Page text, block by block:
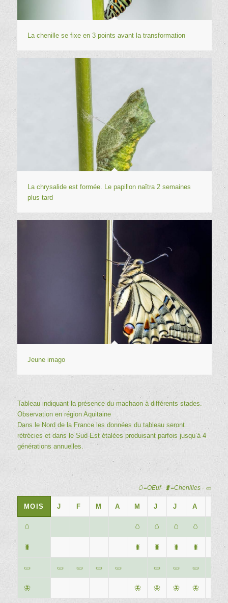
La chenille se fixe en 3 points avant la transformation
La chrysalide est formée. Le papillon naîtra 2 semaines
plus tard
Jeune imago
Tableau indiquant la présence du machaon à différents stades.
Observation en région Aquitaine
Dans le Nord de la France les données du tableau seront
rétrécies et dans le Sud-Est étalées produisant parfois jusqu’à 4
générations annuelles.
🥚=OEuf- 🐛=Chenilles -
MOIS J F M A M J J A
🥚 🥚 🥚 🥚 🥚
🐛 🐛 🐛 🐛 🐛
🥒 🥒 🥒 🥒 🥒 🥒 🥒 🥒
🦋 🦋 🦋 🦋 🦋